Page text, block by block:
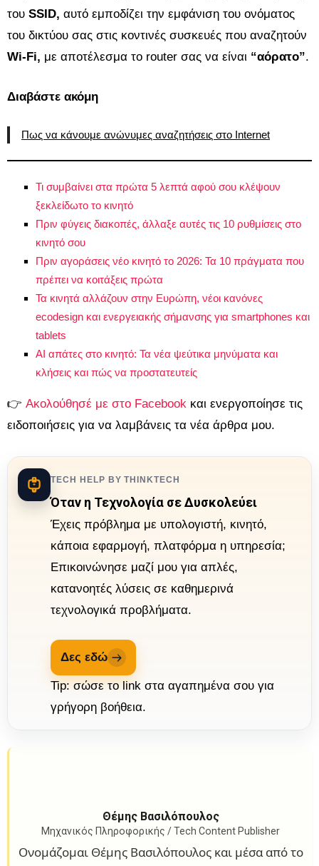
του SSID, αυτό εμποδίζει την εμφάνιση του ονόματος
του δικτύου σας στις κοντινές συσκευές που αναζητούν
Wi-Fi, με αποτέλεσμα το router σας να είναι “αόρατο”.
Διαβάστε ακόμη
Πως να κάνουμε ανώνυμες αναζητήσεις στο Internet
Τι συμβαίνει στα πρώτα 5 λεπτά αφού σου κλέψουν
ξεκλείδωτο το κινητό
Πριν φύγεις διακοπές, άλλαξε αυτές τις 10 ρυθμίσεις στο
κινητό σου
Πριν αγοράσεις νέο κινητό το 2026: Τα 10 πράγματα που
πρέπει να κοιτάξεις πρώτα
Τα κινητά αλλάζουν στην Ευρώπη, νέοι κανόνες
ecodesign και ενεργειακής σήμανσης για smartphones και
tablets
AI απάτες στο κινητό: Τα νέα ψεύτικα μηνύματα και
κλήσεις και πώς να προστατευτείς
👉 Aκολούθησέ με στο Facebook και ενεργοποίησε τις
ειδοποιήσεις για να λαμβάνεις τα νέα άρθρα μου.
TECH HELP BY THINKTECH
Όταν η Τεχνολογία σε Δυσκολεύει
Έχεις πρόβλημα με υπολογιστή, κινητό,
κάποια εφαρμογή, πλατφόρμα η υπηρεσία;
Επικοινώνησε μαζί μου για απλές,
κατανοητές λύσεις σε καθημερινά
τεχνολογικά προβλήματα.
Δες εδώ
Tip: σώσε το link στα αγαπημένα σου για
γρήγορη βοήθεια.
Θέμης Βασιλόπουλος
Μηχανικός Πληροφορικής / Tech Content Publisher
Ονομάζομαι Θέμης Βασιλόπουλος και μέσα από το